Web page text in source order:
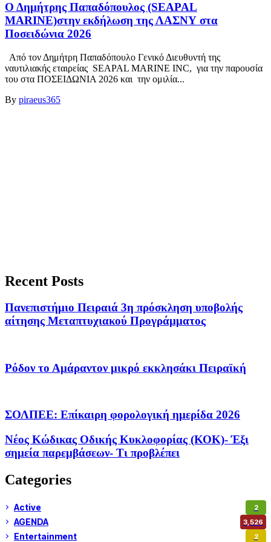
Ο Δημήτρης Παπαδόπουλος (SEAPAL
MARINE)στην εκδήλωση της ΛΑΣΝΥ στα
Ποσειδώνια 2026
Από τον Δημήτρη Παπαδόπουλο Γενικό Διευθυντή της
ναυτιλιακής εταιρείας SEAPAL MARINE INC, για την παρουσία
του στα ΠΟΣΕΙΔΩΝΙΑ 2026 και την ομιλία...
By piraeus365
Recent Posts
Πανεπιστήμιο Πειραιά 3η πρόσκληση υποβολής
αίτησης Μεταπτυχιακού Προγράμματος
Ρόδον το Αμάραντον μικρό εκκλησάκι Πειραϊκή
ΣΟΛΠΕΕ: Επίκαιρη φορολογική ημερίδα 2026
Νέος Κώδικας Οδικής Κυκλοφορίας (ΚΟΚ)- Έξι
σημεία παρεμβάσεων- Τι προβλέπει
Categories
Active 2
AGENDA 3,526
Entertainment 2